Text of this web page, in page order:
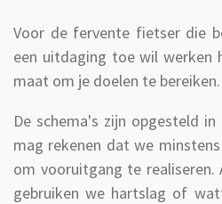
Voor de fervente fietser die
een uitdaging toe wil werken
maat om je doelen te bereiken.
De schema's zijn opgesteld
mag rekenen dat we
om vooruitgang te realiseren.
gebruiken we hartslag of